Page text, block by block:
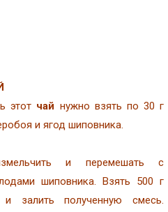
этот чай нужно взять по 30 г
и ягод шиповника.
и перемешать с
шиповника. Взять 500 г
и залить полученную смесь.